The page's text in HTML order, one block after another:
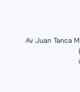
Av Juan Tanca